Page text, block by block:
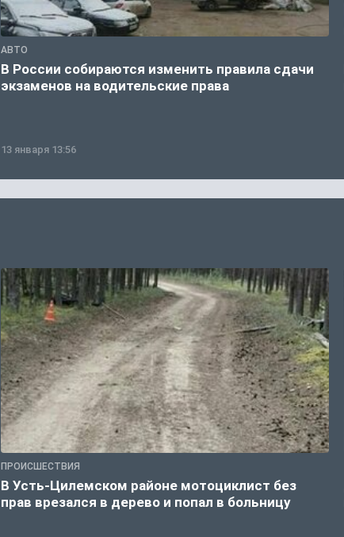
АВТО
В России собираются изменить правила сдачи
экзаменов на водительские права
13 января 13:56
ПРОИСШЕСТВИЯ
В Усть-Цилемском районе мотоциклист без
прав врезался в дерево и попал в больницу